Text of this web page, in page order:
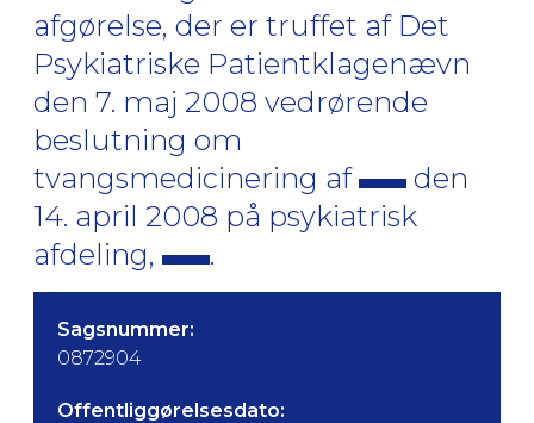
afgørelse, der er truffet af Det
Psykiatriske Patientklagenævn
den 7. maj 2008 vedrørende
beslutning om
tvangsmedicinering af
den
14. april 2008 på psykiatrisk
afdeling,
.
Sagsnummer:
0872904
Offentliggørelsesdato: